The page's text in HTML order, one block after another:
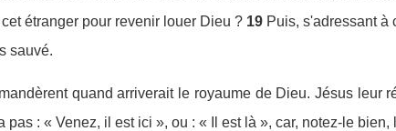
étranger pour revenir louer Dieu ? 19 Puis, s'adressant à
sauvé.
quand arriverait le royaume de Dieu. Jésus leur
pas : « Venez, il est ici », ou : « Il est là », car, notez-le